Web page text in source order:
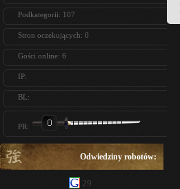
Podkategorii: 107
Stron oczekujących: 0
Gości online: 6
IP:
BL:
PR:
Odwiedziny robotów:
29